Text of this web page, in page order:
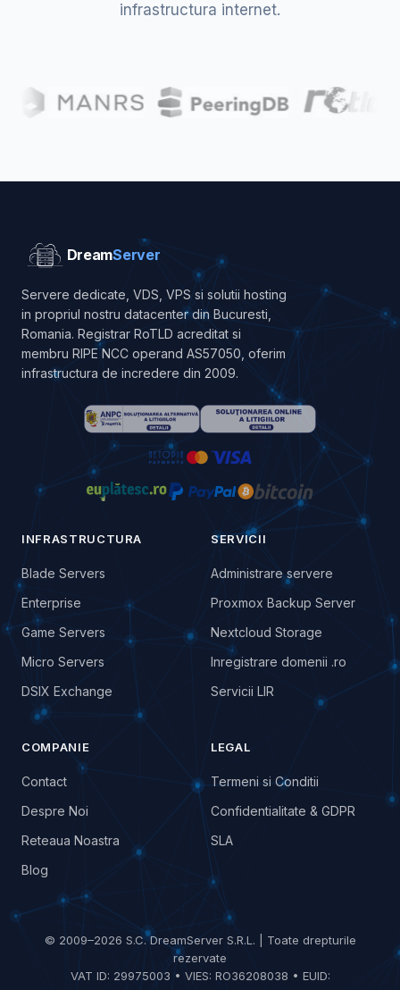
infrastructura internet.
DreamServer
Servere dedicate, VDS, VPS si solutii hosting
in propriul nostru datacenter din Bucuresti,
Romania. Registrar RoTLD acreditat si
membru RIPE NCC operand AS57050, oferim
infrastructura de incredere din 2009.
INFRASTRUCTURA
Blade Servers
Enterprise
Game Servers
Micro Servers
DSIX Exchange
SERVICII
Administrare servere
Proxmox Backup Server
Nextcloud Storage
Inregistrare domenii .ro
Servicii LIR
COMPANIE
Contact
Despre Noi
Reteaua Noastra
Blog
LEGAL
Termeni si Conditii
Confidentialitate & GDPR
SLA
© 2009–2026 S.C. DreamServer S.R.L. | Toate drepturile
rezervate
VAT ID: 29975003 • VIES: RO36208038 • EUID: